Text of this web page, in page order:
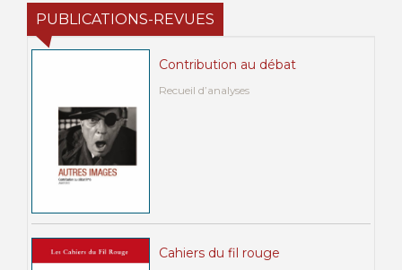
PUBLICATIONS-REVUES
Contribution au débat
Recueil d’analyses
Cahiers du fil rouge